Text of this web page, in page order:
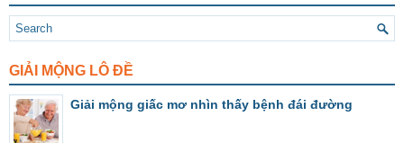
GIẢI MỘNG LÔ ĐỀ
Giải mộng giấc mơ nhìn thấy bệnh đái đường